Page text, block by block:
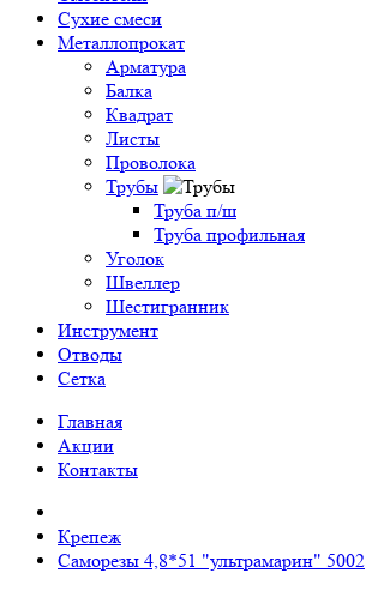
Сухие смеси
Металлопрокат
Арматура
Балка
Квадрат
Листы
Проволока
Трубы
Труба п/ш
Труба профильная
Уголок
Швеллер
Шестигранник
Инструмент
Отводы
Сетка
Главная
Акции
Контакты
Крепеж
Саморезы 4,8*51 "ультрамарин" 5002